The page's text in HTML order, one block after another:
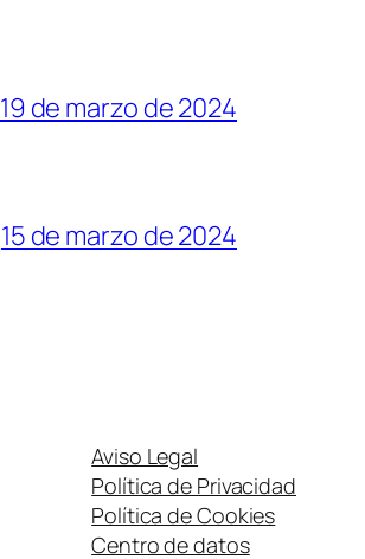
19 de marzo de 2024
15 de marzo de 2024
Aviso Legal
Política de Privacidad
Política de Cookies
Centro de datos